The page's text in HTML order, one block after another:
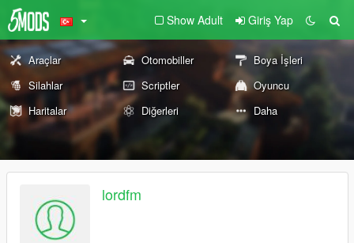
Show Adult Giriş Yap
Araçlar Otomobiller
Boya İşleri
Silahlar
Scriptler
Oyuncu
Haritalar
Diğerleri Daha
lordfm